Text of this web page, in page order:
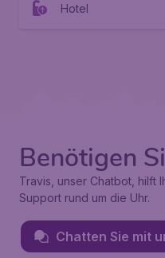
Hotel
Benötigen
Travis, unser Chatbot, hilft
Support rund um die Uhr.
Chatten Sie mit